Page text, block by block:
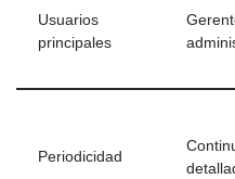
Usuarios
principales
Periodicidad